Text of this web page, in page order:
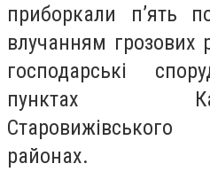
приборкали п’ять
влучанням грозових
господарські
пунктах
районах.